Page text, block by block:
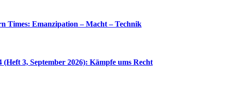
Times: Emanzipation – Macht – Technik
3, September 2026): Kämpfe ums Recht